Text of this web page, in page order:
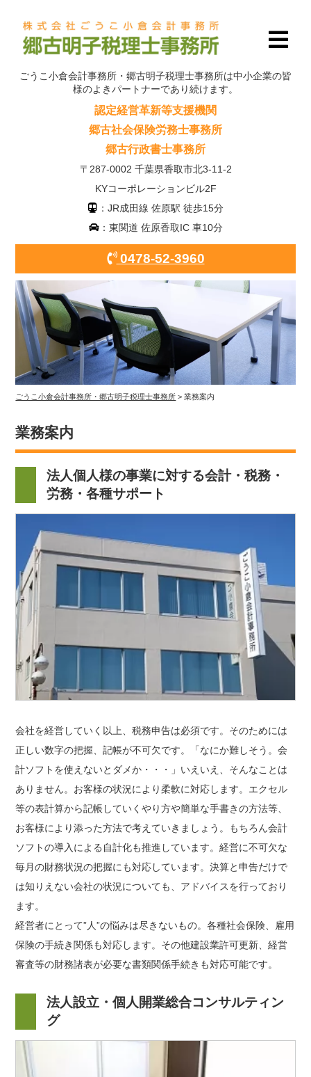
ごうこ小倉会計事務所・郷古明子税理士事務所は中小企業の皆
様のよきパートナーであり続けます。
認定経営革新等支援機関
郷古社会保険労務士事務所
郷古行政書士事務所
〒287-0002 千葉県香取市北3-11-2
KYコーポレーションビル2F
：JR成田線 佐原駅 徒歩15分
：東関道 佐原香取IC 車10分
0478-52-3960
ごうこ小倉会計事務所・郷古明子税理士事務所 >業務案内
業務案内
法人個人様の事業に対する会計・税務・
労務・各種サポート
会社を経営していく以上、税務申告は必須です。そのためには
正しい数字の把握、記帳が不可欠です。「なにか難しそう。会
計ソフトを使えないとダメか・・・」いえいえ、そんなことは
ありません。お客様の状況により柔軟に対応します。エクセル
等の表計算から記帳していくやり方や簡単な手書きの方法等、
お客様により添った方法で考えていきましょう。もちろん会計
ソフトの導入による自計化も推進しています。経営に不可欠な
毎月の財務状況の把握にも対応しています。決算と申告だけで
は知りえない会社の状況についても、アドバイスを行っており
ます。
経営者にとって”人”の悩みは尽きないもの。各種社会保険、雇用
保険の手続き関係も対応します。その他建設業許可更新、経営
審査等の財務諸表が必要な書類関係手続きも対応可能です。
法人設立・個人開業総合コンサルティン
グ